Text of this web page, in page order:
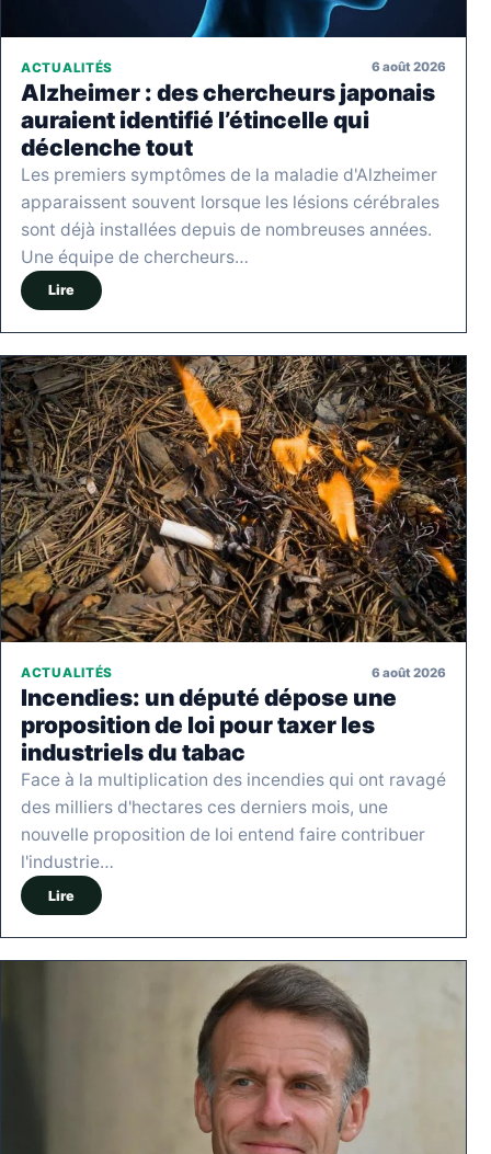
ACTUALITÉS 6 août 2026
Alzheimer : des chercheurs japonais
auraient identifié l’étincelle qui
déclenche tout
Les premiers symptômes de la maladie d'Alzheimer
apparaissent souvent lorsque les lésions cérébrales
sont déjà installées depuis de nombreuses années.
Une équipe de chercheurs…
Lire
ACTUALITÉS 6 août 2026
Incendies: un député dépose une
proposition de loi pour taxer les
industriels du tabac
Face à la multiplication des incendies qui ont ravagé
des milliers d'hectares ces derniers mois, une
nouvelle proposition de loi entend faire contribuer
l'industrie…
Lire